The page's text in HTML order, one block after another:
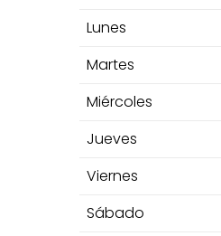
Lunes
Martes
Miércoles
Jueves
Viernes
Sábado